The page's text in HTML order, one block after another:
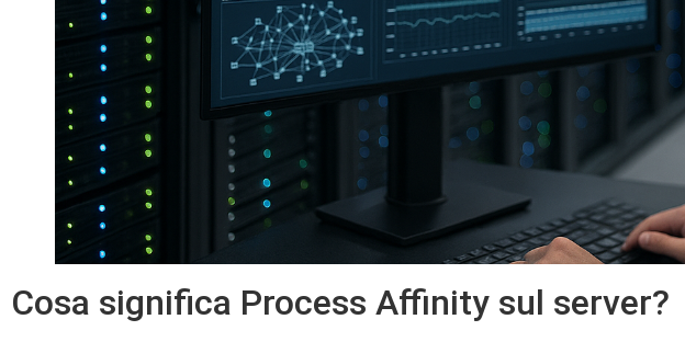
Cosa significa Process Affinity sul server?